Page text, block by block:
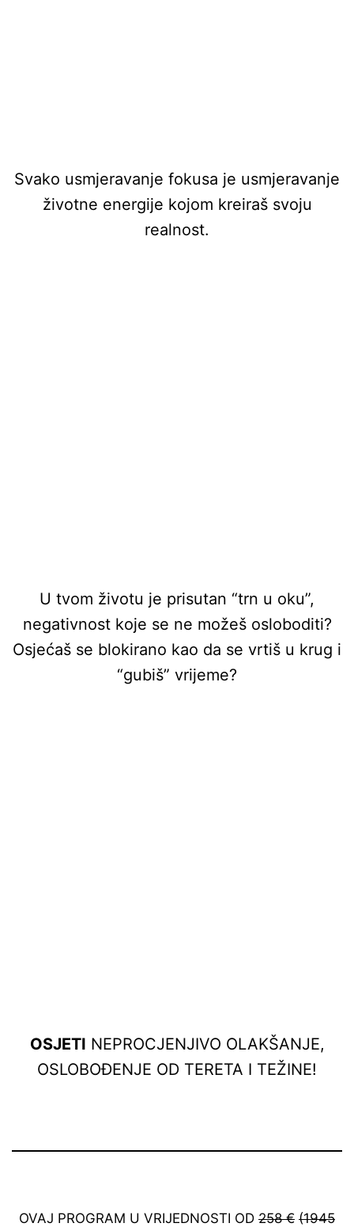
Svako usmjeravanje fokusa je usmjeravanje
životne energije kojom kreiraš svoju
realnost.
U tvom životu je prisutan “trn u oku”,
negativnost koje se ne možeš osloboditi?
Osjećaš se blokirano kao da se vrtiš u krug i
“gubiš” vrijeme?
OSJETI NEPROCJENJIVO OLAKŠANJE,
OSLOBOĐENJE OD TERETA I TEŽINE!
OVAJ PROGRAM U VRIJEDNOSTI OD 258 € (1945